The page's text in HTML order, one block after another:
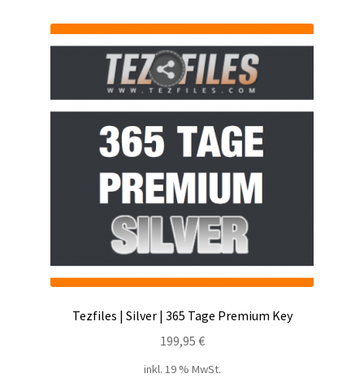
Tezfiles | Silver | 365 Tage Premium Key
199,95 €
inkl. 19 % MwSt.